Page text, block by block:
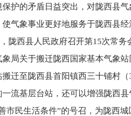
护的矛盾日益突出，对陇西县
气象事业更好地服务于陇西县
陇西县人民政府召开第15次常
局关于搬迁陇西国家基本气象
搬迁至陇西县首阳镇西三十铺村
一流基层台站，还可以增强陇西
市民生活条件”的号召，为陇西